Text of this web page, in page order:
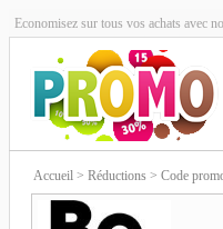
Economisez sur tous vos achats avec
Accueil > Réductions > Code